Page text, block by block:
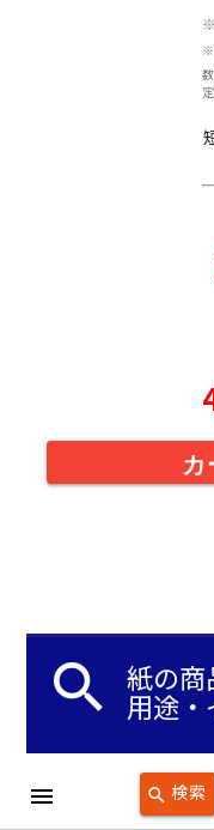
menu search 検索
※
カ
search 紙の商
用途
keyboard_arrow_down 商品名から探す